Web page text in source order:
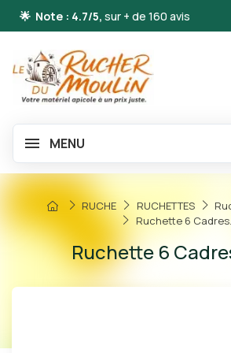
🌟 Note : 4.7/5, sur + de 160 avis
MENU
RUCHE RUCHETTES
Ruchette 6
Ruchette 6